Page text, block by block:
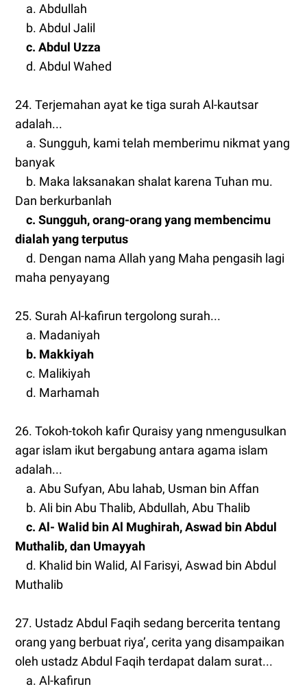
a. Abdullah
b. Abdul Jalil
c. Abdul Uzza
d. Abdul Wahed
24. Terjemahan ayat ke tiga surah Al-kautsar
adalah...
a. Sungguh, kami telah memberimu nikmat yang
banyak
b. Maka laksanakan shalat karena Tuhan mu.
Dan berkurbanlah
c. Sungguh, orang-orang yang membencimu
dialah yang terputus
d. Dengan nama Allah yang Maha pengasih lagi
maha penyayang
25. Surah Al-kafirun tergolong surah...
a. Madaniyah
b. Makkiyah
c. Malikiyah
d. Marhamah
26. Tokoh-tokoh kafir Quraisy yang nmengusulkan
agar islam ikut bergabung antara agama islam
adalah...
a. Abu Sufyan, Abu lahab, Usman bin Affan
b. Ali bin Abu Thalib, Abdullah, Abu Thalib
c. Al- Walid bin Al Mughirah, Aswad bin Abdul
Muthalib, dan Umayyah
d. Khalid bin Walid, Al Farisyi, Aswad bin Abdul
Muthalib
27. Ustadz Abdul Faqih sedang bercerita tentang
orang yang berbuat riya’, cerita yang disampaikan
oleh ustadz Abdul Faqih terdapat dalam surat...
a. Al-kafirun